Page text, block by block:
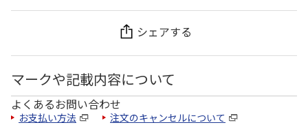
シェアする
マークや記載内容について
よくあるお問い合わせ
お支払い方法 注文のキャンセルについて